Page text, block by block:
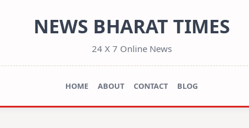
NEWS BHARAT TIMES
24 X 7 Online News
HOME ABOUT CONTACT BLOG